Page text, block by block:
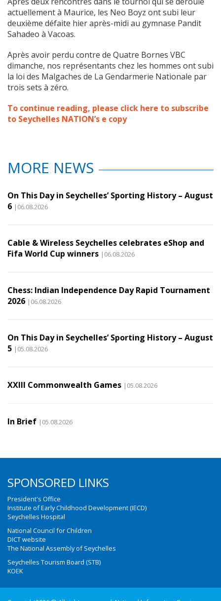
actuellement à Maurice, les Neo Boyz ont subi leur
deuxième défaite hier après-midi au gymnase Pandit
Sahadeo à Vacoas.
Après avoir perdu contre de Quatre Bornes VBC
dimanche, nos représentants chez les hommes ont subi
la loi des Malgaches de La Gendarmerie Nationale par
trois sets à zéro.
To continue reading, please click here to subscribe
to Seychelles NATION’s e copy
MORE NEWS
On This Day in Seychelles’ Sporting History – August
6 |06.08.2026
Cable & Wireless Seychelles celebrates eShop and
Fifa World Cup winners |06.08.2026
Chess: Indian Independence Day Rapid Tournament
2026 |06.08.2026
On This Day in Seychelles’ Sporting History – August
5 |05.08.2026
XXIII Commonwealth Games |05.08.2026
In Brief |05.08.2026
SPONSORED LINKS
President's Office
Institute of Early Childhood Development (IECD)
Seychelles Hospital
National Council for Children
DICT website
The National Assembly of Seychelles
Seychelles Tourism Board (STB)
KOEK